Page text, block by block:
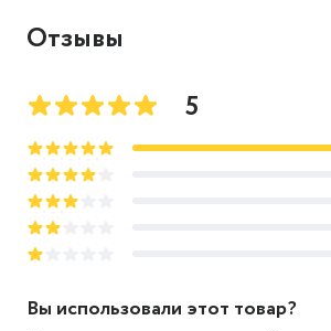
Отзывы
5
Вы использовали этот товар?